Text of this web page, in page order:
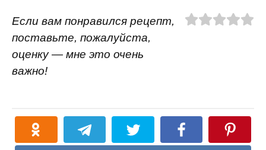
Если вам понравился рецепт,
поставьте, пожалуйста,
оценку — мне это очень
важно!